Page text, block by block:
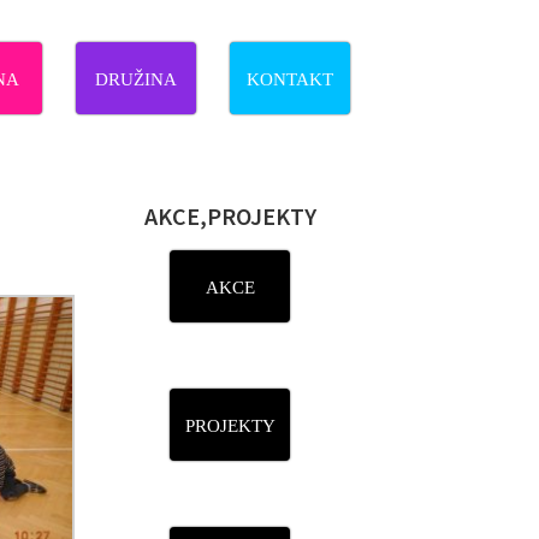
DRUŽINA KONTAKT
AKCE,PROJEKTY
AKCE
PROJEKTY